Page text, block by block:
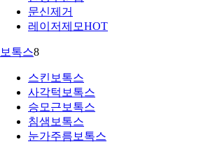
문신제거
레이저제모HOT
보톡스8
스킨보톡스
사각턱보톡스
승모근보톡스
침샘보톡스
눈가주름보톡스